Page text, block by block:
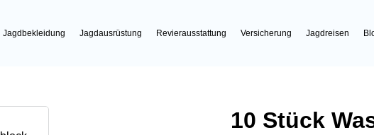
Jagdbekleidung Jagdausrüstung Revierausstattung Versicherung Jagdreisen
10 Stück